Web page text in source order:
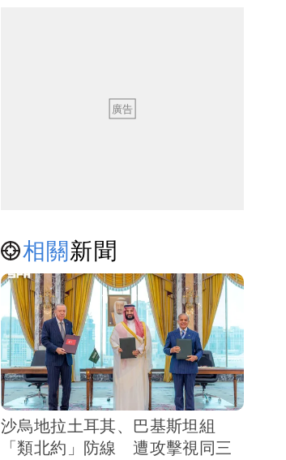
相關新聞
沙烏地拉土耳其、巴基斯坦組
「類北約」防線 遭攻擊視同三